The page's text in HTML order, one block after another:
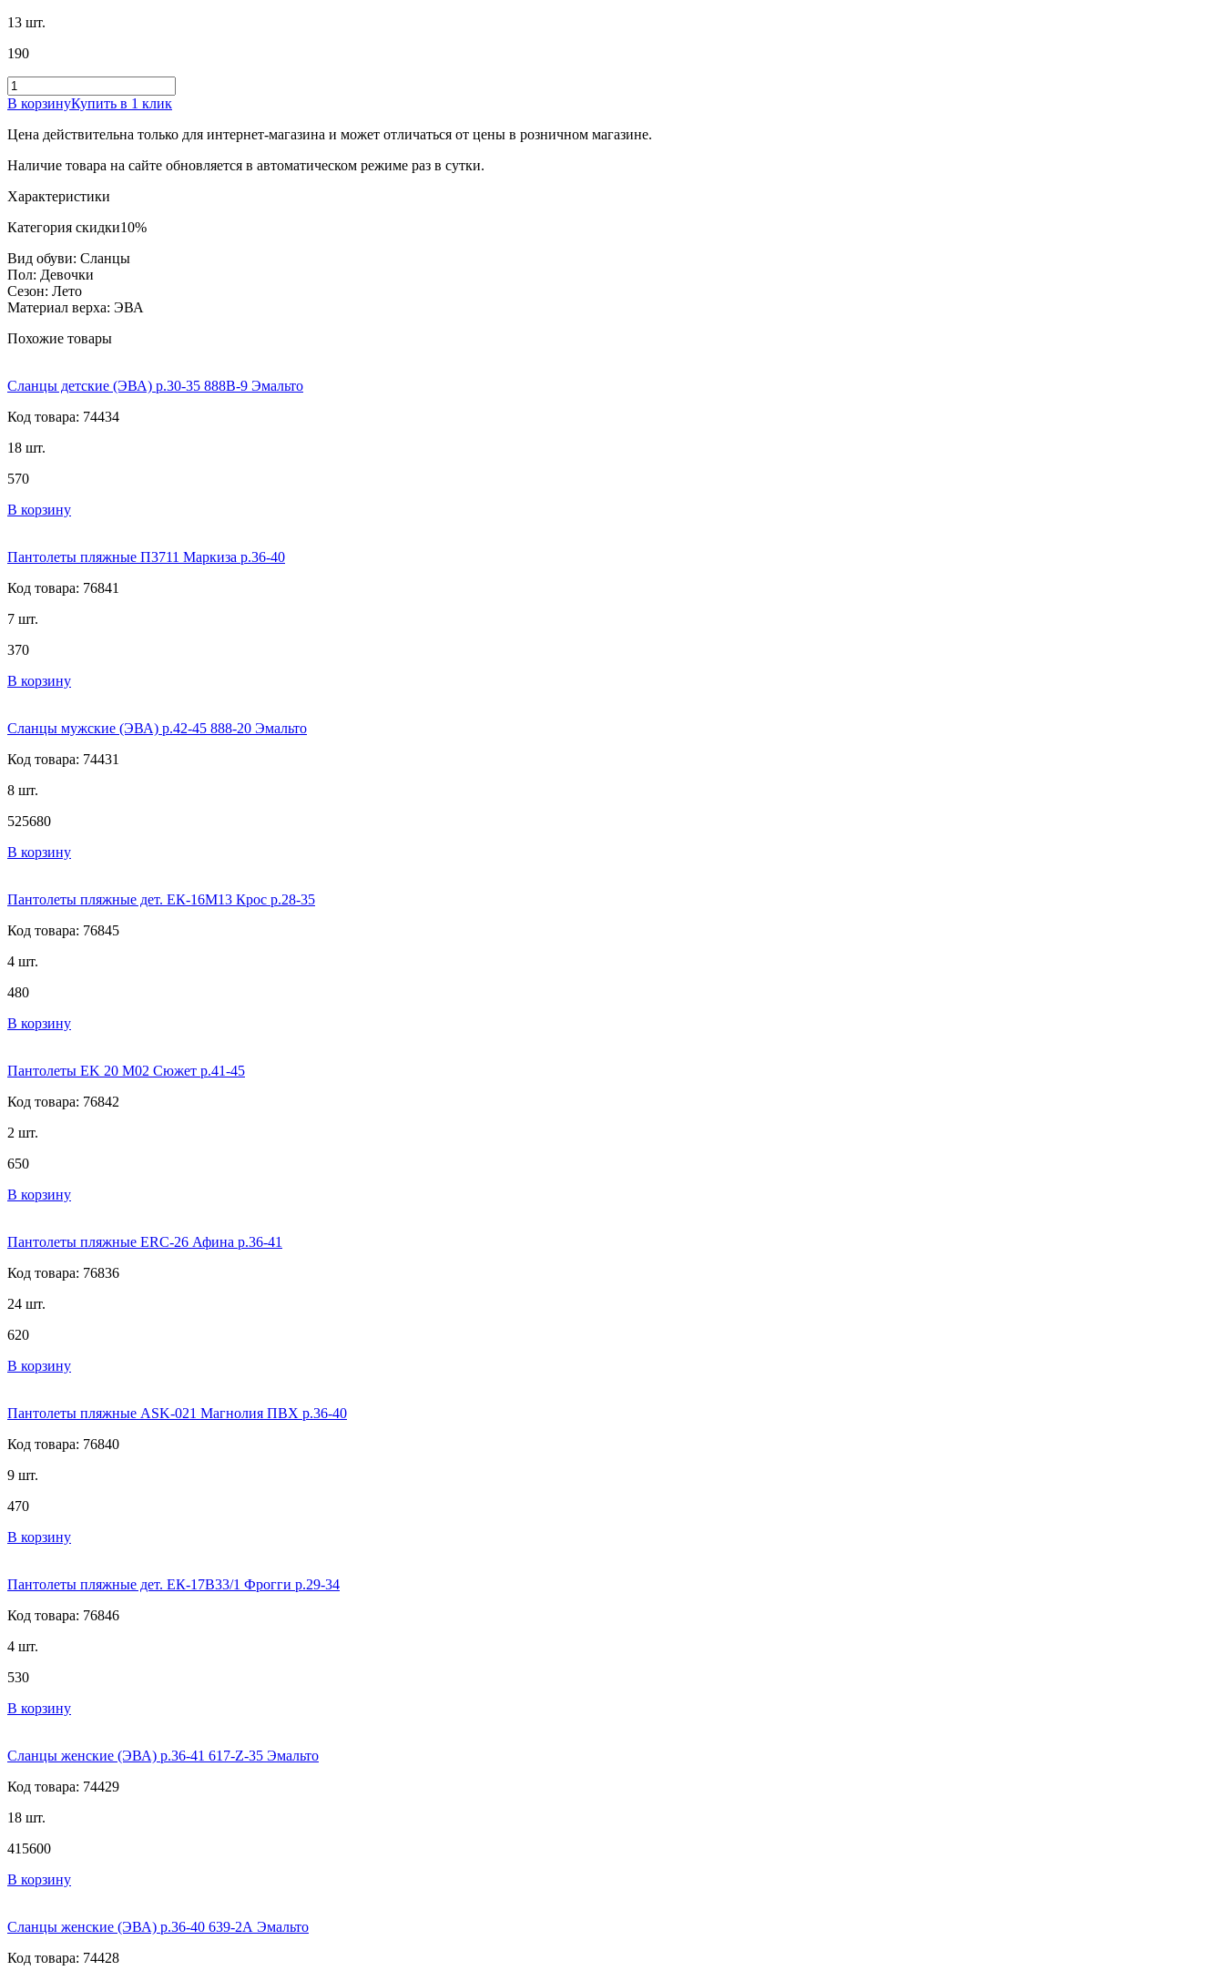
13 шт.
190
В корзинуКупить в 1 клик
Цена действительна только для интернет-магазина и может отличаться от цены в розничном магазине.
Наличие товара на сайте обновляется в автоматическом режиме раз в сутки.
Характеристики
Категория скидки10%
Вид обуви: Сланцы
Пол: Девочки
Сезон: Лето
Материал верха: ЭВА
Похожие товары
Сланцы детские (ЭВА) р.30-35 888В-9 Эмальто
Код товара: 74434
18 шт.
570
В корзину
Пантолеты пляжные П3711 Маркиза р.36-40
Код товара: 76841
7 шт.
370
В корзину
Сланцы мужские (ЭВА) р.42-45 888-20 Эмальто
Код товара: 74431
8 шт.
525680
В корзину
Пантолеты пляжные дет. ЕК-16М13 Крос р.28-35
Код товара: 76845
4 шт.
480
В корзину
Пантолеты EK 20 М02 Сюжет р.41-45
Код товара: 76842
2 шт.
650
В корзину
Пантолеты пляжные ERC-26 Афина р.36-41
Код товара: 76836
24 шт.
620
В корзину
Пантолеты пляжные ASK-021 Магнолия ПВХ р.36-40
Код товара: 76840
9 шт.
470
В корзину
Пантолеты пляжные дет. ЕК-17В33/1 Фрогги р.29-34
Код товара: 76846
4 шт.
530
В корзину
Сланцы женские (ЭВА) р.36-41 617-Z-35 Эмальто
Код товара: 74429
18 шт.
415600
В корзину
Сланцы женские (ЭВА) р.36-40 639-2А Эмальто
Код товара: 74428